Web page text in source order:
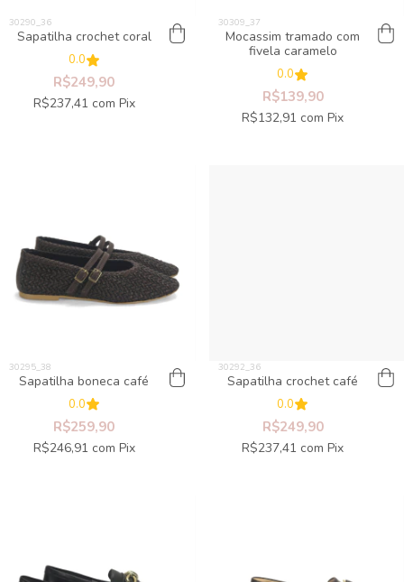
Sapatilha crochet coral
0.0
R$249,90
R$237,41 com Pix
Mocassim tramado com
fivela caramelo
0.0
R$139,90
R$132,91 com Pix
Sapatilha boneca café
0.0
R$259,90
R$246,91 com Pix
Sapatilha crochet café
0.0
R$249,90
R$237,41 com Pix